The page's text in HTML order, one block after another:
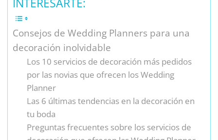
INTERESARTE:
Consejos de Wedding Planners para una
decoración inolvidable
Los 10 servicios de decoración más pedidos
por las novias que ofrecen los Wedding
Planner
Las 6 últimas tendencias en la decoración en
tu boda
Preguntas frecuentes sobre los servicios de